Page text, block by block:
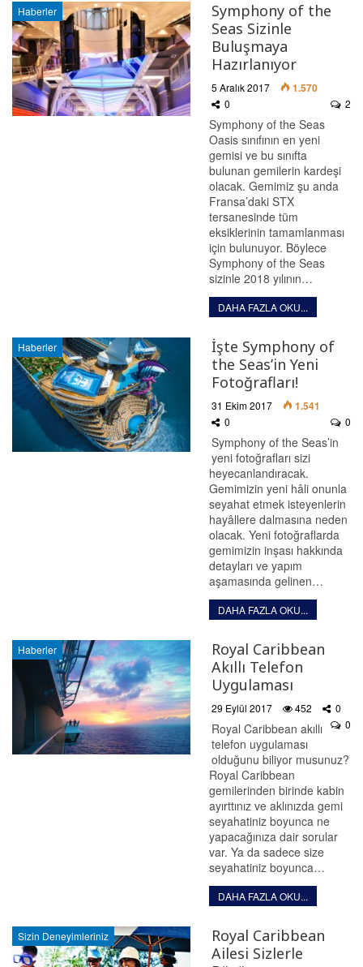
Haberler
Symphony of the
Seas Sizinle
Buluşmaya
Hazırlanıyor
5 Aralık 2017 1.570
0 2
Symphony of the Seas
Oasis sınıfının en yeni
gemisi ve bu sınıfta
bulunan gemilerin kardeşi
olacak. Gemimiz şu anda
Fransa’daki STX
tersanesinde tüm
eksiklerinin tamamlanması
için bulunuyor. Böylece
Symphony of the Seas
sizinle 2018 yılının…
DAHA FAZLA OKU...
Haberler
İşte Symphony of
the Seas’in Yeni
Fotoğrafları!
31 Ekim 2017 1.541
0 0
Symphony of the Seas’in
yeni fotoğrafları sizi
heyecanlandıracak.
Gemimizin yeni hâli onunla
seyahat etmek isteyenlerin
hayâllere dalmasına neden
olacak. Yeni fotoğraflarda
gemimizin inşası hakkında
detayları ve yapım
aşamasında gelinen…
DAHA FAZLA OKU...
Haberler
Royal Caribbean
Akıllı Telefon
Uygulaması
29 Eylül 2017 452
0
0
Royal Caribbean akıllı
telefon uygulaması
olduğunu biliyor musunuz?
Royal Caribbean
gemilerinden birinde kabin
ayırttınız ve aklınızda gemi
seyahatiniz boyunca ne
yapacağınıza dair sorular
var. Ya da sadece size
seyahatiniz boyunca…
DAHA FAZLA OKU...
Sizin Deneyimleriniz
Royal Caribbean
Ailesi Sizlerle